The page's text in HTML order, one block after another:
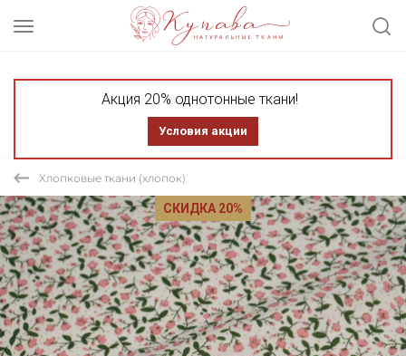
Акция 20% однотонные ткани!
Условия акции
Хлопковые ткани (хлопок)
СКИДКА 20%